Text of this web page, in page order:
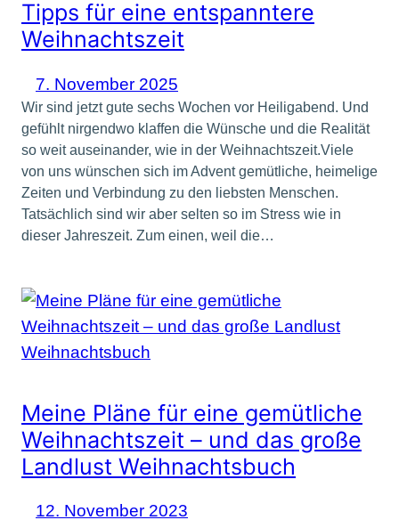
Tipps für eine entspanntere
Weihnachtszeit
7. November 2025
Wir sind jetzt gute sechs Wochen vor Heiligabend. Und
gefühlt nirgendwo klaffen die Wünsche und die Realität
so weit auseinander, wie in der Weihnachtszeit.Viele
von uns wünschen sich im Advent gemütliche, heimelige
Zeiten und Verbindung zu den liebsten Menschen.
Tatsächlich sind wir aber selten so im Stress wie in
dieser Jahreszeit. Zum einen, weil die…
Meine Pläne für eine gemütliche
Weihnachtszeit – und das große
Landlust Weihnachtsbuch
12. November 2023